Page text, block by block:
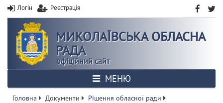
Логін Реєстрація
МИКОЛАЇВСЬКА ОБЛАСНА
РАДА
офіційний сайт
МЕНЮ
Головна Документи
Рішення обласної ради